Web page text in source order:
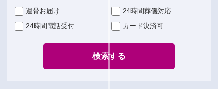
遺骨お届け
24時間葬儀対応
24時間電話受付
カード決済可
検索する